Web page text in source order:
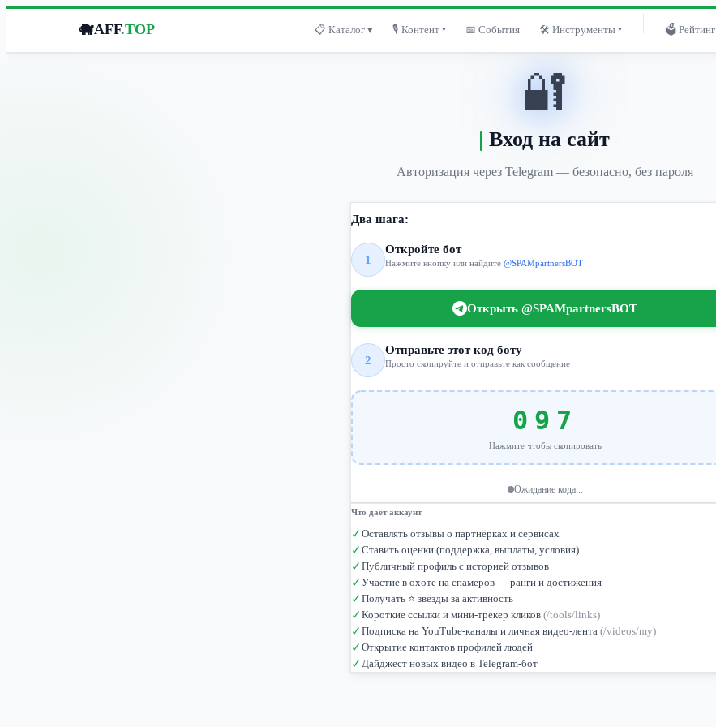
🐗AFF.TOP 📋 Каталог ▾ 🎙 Контент ▾ 📅 События 🛠 Инструменты ▾ 🗳 Рейтинг
🔐
Вход на сайт
Авторизация через Telegram — безопасно, без пароля
Два шага:
1
Откройте бот
Нажмите кнопку или найдите @SPAMpartnersBOT
Открыть @SPAMpartnersBOT
2
Отправьте этот код боту
Просто скопируйте и отправьте как сообщение
097
Нажмите чтобы скопировать
Ожидание кода...
Что даёт аккаунт
✓ Оставлять отзывы о партнёрках и сервисах
✓ Ставить оценки (поддержка, выплаты, условия)
✓ Публичный профиль с историей отзывов
✓ Участие в охоте на спамеров — ранги и достижения
✓ Получать ⭐ звёзды за активность
✓ Короткие ссылки и мини-трекер кликов (/tools/links)
✓ Подписка на YouTube-каналы и личная видео-лента (/videos/my)
✓ Открытие контактов профилей людей
✓ Дайджест новых видео в Telegram-бот